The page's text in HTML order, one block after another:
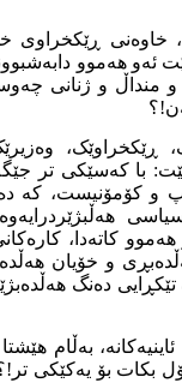
خاوەنی ڕێکخراوی
هەموو
و ژنانی
ڕێکخراوێک،
با کەسێکی تر
و کۆمۆنیست، کە
کاتەدا،
و خۆیان
دەنگ
بەڵام
بکات بۆ یەکێکی